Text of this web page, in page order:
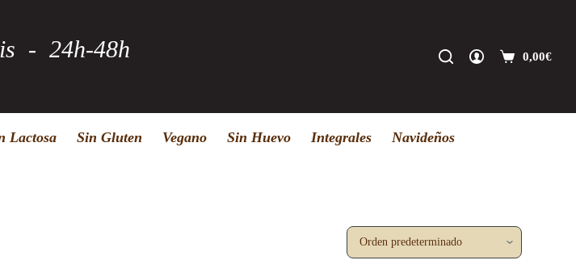
- 24h-48h
Carro0,00€
Lactosa Sin Gluten Vegano Sin Huevo Integrales Navideños